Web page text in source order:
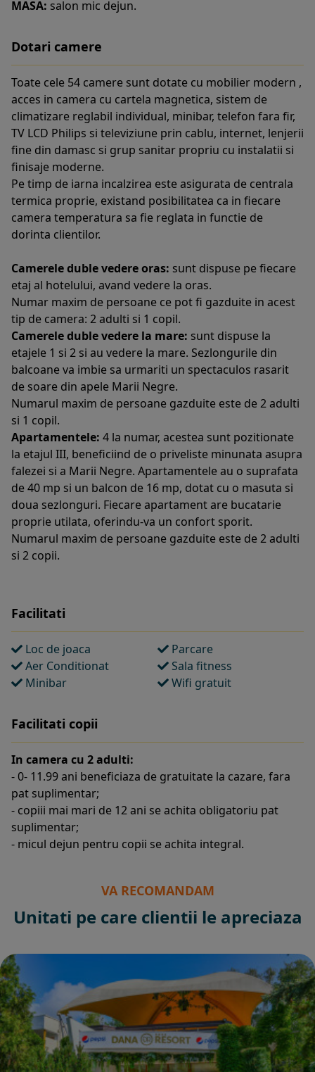
MASA: salon mic dejun.
Dotari camere
Toate cele 54 camere sunt dotate cu mobilier modern ,
acces in camera cu cartela magnetica, sistem de
climatizare reglabil individual, minibar, telefon fara fir,
TV LCD Philips si televiziune prin cablu, internet, lenjerii
fine din damasc si grup sanitar propriu cu instalatii si
finisaje moderne.
Pe timp de iarna incalzirea este asigurata de centrala
termica proprie, existand posibilitatea ca in fiecare
camera temperatura sa fie reglata in functie de
dorinta clientilor.
Camerele duble vedere oras: sunt dispuse pe fiecare
etaj al hotelului, avand vedere la oras.
Numar maxim de persoane ce pot fi gazduite in acest
tip de camera: 2 adulti si 1 copil.
Camerele duble vedere la mare: sunt dispuse la
etajele 1 si 2 si au vedere la mare. Sezlongurile din
balcoane va imbie sa urmariti un spectaculos rasarit
de soare din apele Marii Negre.
Numarul maxim de persoane gazduite este de 2 adulti
si 1 copil.
Apartamentele: 4 la numar, acestea sunt pozitionate
la etajul III, beneficiind de o priveliste minunata asupra
falezei si a Marii Negre. Apartamentele au o suprafata
de 40 mp si un balcon de 16 mp, dotat cu o masuta si
doua sezlonguri. Fiecare apartament are bucatarie
proprie utilata, oferindu-va un confort sporit.
Numarul maxim de persoane gazduite este de 2 adulti
si 2 copii.
Facilitati
Loc de joaca
Parcare
Aer Conditionat
Sala fitness
Minibar
Wifi gratuit
Facilitati copii
In camera cu 2 adulti:
- 0- 11.99 ani beneficiaza de gratuitate la cazare, fara
pat suplimentar;
- copiii mai mari de 12 ani se achita obligatoriu pat
suplimentar;
- micul dejun pentru copii se achita integral.
VA RECOMANDAM
Unitati pe care clientii le apreciaza